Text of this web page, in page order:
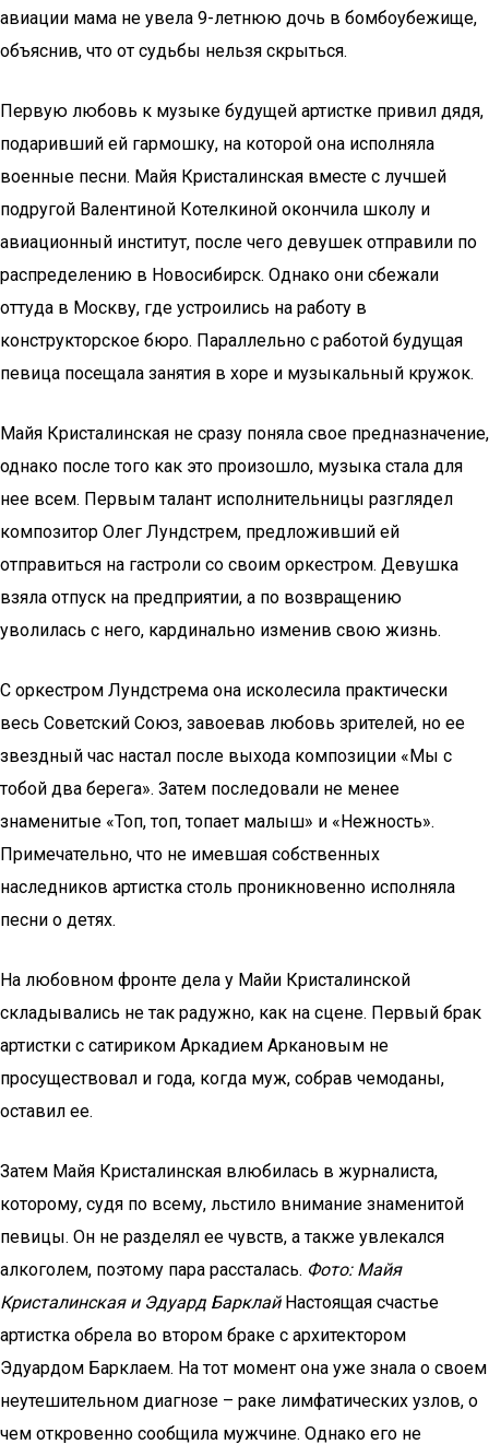
авиации мама не увела 9-летнюю дочь в бомбоубежище,
объяснив, что от судьбы нельзя скрыться.
Первую любовь к музыке будущей артистке привил дядя,
подаривший ей гармошку, на которой она исполняла
военные песни. Майя Кристалинская вместе с лучшей
подругой Валентиной Котелкиной окончила школу и
авиационный институт, после чего девушек отправили по
распределению в Новосибирск. Однако они сбежали
оттуда в Москву, где устроились на работу в
конструкторское бюро. Параллельно с работой будущая
певица посещала занятия в хоре и музыкальный кружок.
Майя Кристалинская не сразу поняла свое предназначение,
однако после того как это произошло, музыка стала для
нее всем. Первым талант исполнительницы разглядел
композитор Олег Лундстрем, предложивший ей
отправиться на гастроли со своим оркестром. Девушка
взяла отпуск на предприятии, а по возвращению
уволилась с него, кардинально изменив свою жизнь.
С оркестром Лундстрема она исколесила практически
весь Советский Союз, завоевав любовь зрителей, но ее
звездный час настал после выхода композиции «Мы с
тобой два берега». Затем последовали не менее
знаменитые «Топ, топ, топает малыш» и «Нежность».
Примечательно, что не имевшая собственных
наследников артистка столь проникновенно исполняла
песни о детях.
На любовном фронте дела у Майи Кристалинской
складывались не так радужно, как на сцене. Первый брак
артистки с сатириком Аркадием Аркановым не
просуществовал и года, когда муж, собрав чемоданы,
оставил ее.
Затем Майя Кристалинская влюбилась в журналиста,
которому, судя по всему, льстило внимание знаменитой
певицы. Он не разделял ее чувств, а также увлекался
алкоголем, поэтому пара рассталась. Фото: Майя
Кристалинская и Эдуард БарклайНастоящая счастье
артистка обрела во втором браке с архитектором
Эдуардом Барклаем. На тот момент она уже знала о своем
неутешительном диагнозе – раке лимфатических узлов, о
чем откровенно сообщила мужчине. Однако его не